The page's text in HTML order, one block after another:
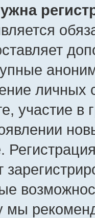
участие в